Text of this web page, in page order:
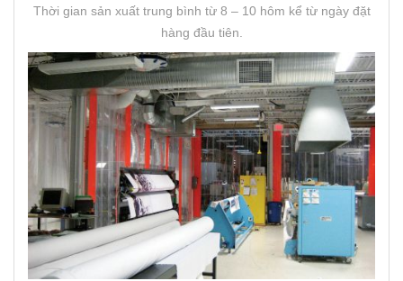
Thời gian sản xuất trung bình từ 8 – 10 hôm kể từ ngày đặt
hàng đầu tiên.